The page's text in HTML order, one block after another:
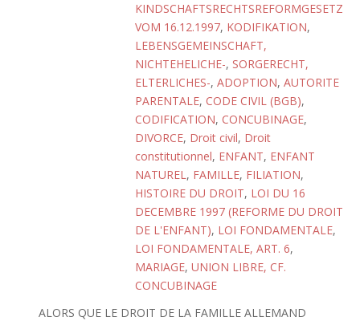
KINDSCHAFTSRECHTSREFORMGESETZ
VOM 16.12.1997, KODIFIKATION,
LEBENSGEMEINSCHAFT,
NICHTEHELICHE-, SORGERECHT,
ELTERLICHES-, ADOPTION, AUTORITE
PARENTALE, CODE CIVIL (BGB),
CODIFICATION, CONCUBINAGE,
DIVORCE, Droit civil, Droit
constitutionnel, ENFANT, ENFANT
NATUREL, FAMILLE, FILIATION,
HISTOIRE DU DROIT, LOI DU 16
DECEMBRE 1997 (REFORME DU DROIT
DE L'ENFANT), LOI FONDAMENTALE,
LOI FONDAMENTALE, ART. 6,
MARIAGE, UNION LIBRE, CF.
CONCUBINAGE
ALORS QUE LE DROIT DE LA FAMILLE ALLEMAND